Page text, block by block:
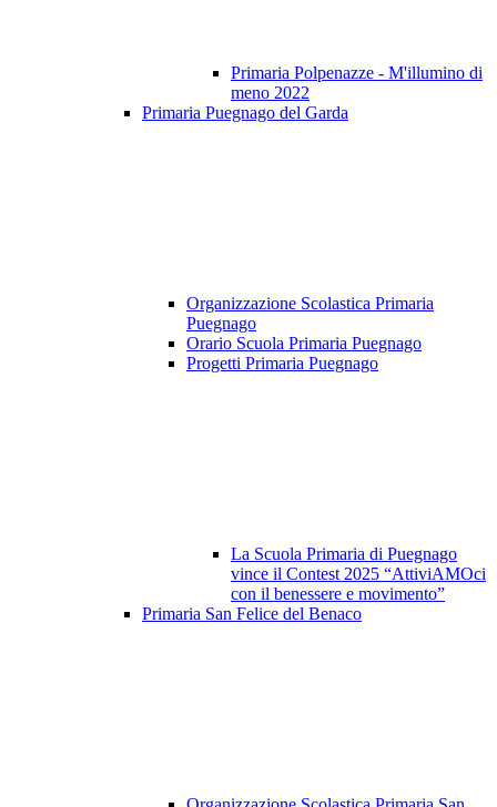
Primaria Polpenazze - M'illumino di
meno 2022
Primaria Puegnago del Garda
Organizzazione Scolastica Primaria
Puegnago
Orario Scuola Primaria Puegnago
Progetti Primaria Puegnago
La Scuola Primaria di Puegnago
vince il Contest 2025 “AttiviAMOci
con il benessere e movimento”
Primaria San Felice del Benaco